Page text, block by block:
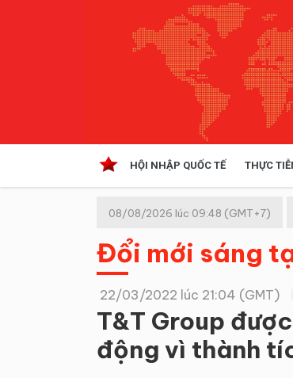
HỘI NHẬP QUỐC TẾ THỰC
Kinh tế hội nhập
Doanh nghiệp
08/08/2026 lúc 09:48 (GMT+7)
Đổi mới sáng
22/03/2022 lúc 21:04 (GMT)
T&T Group
động vì thành